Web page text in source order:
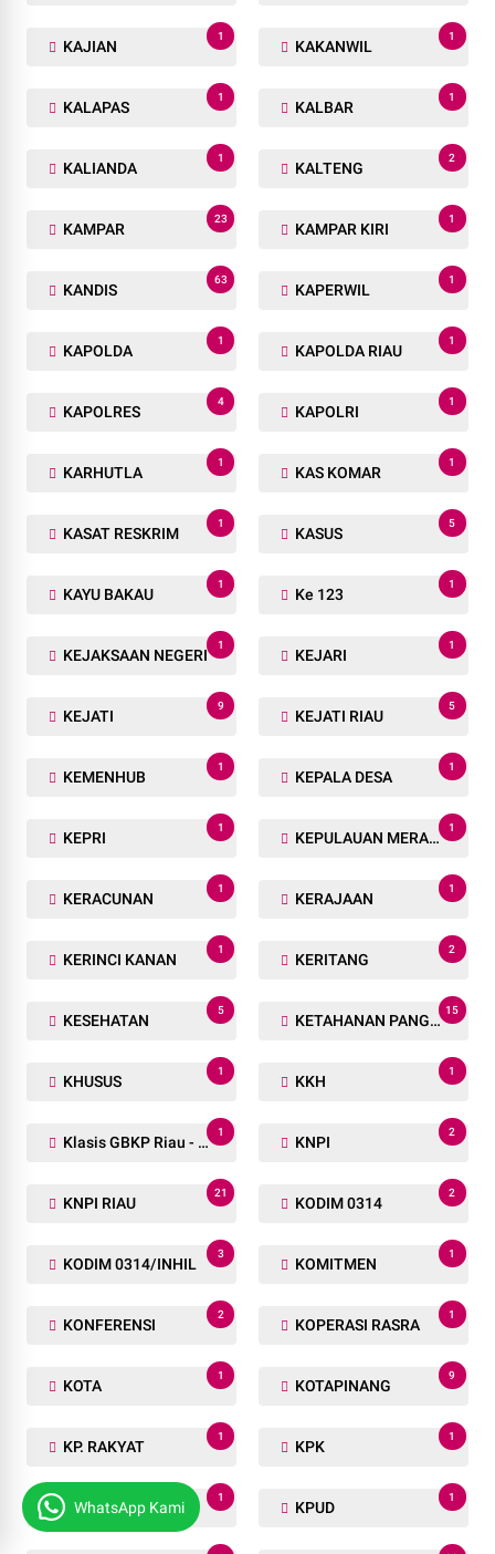
KAJIAN
1
KAKANWIL
1
KALAPAS
1
KALBAR
1
KALIANDA
1
KALTENG
2
KAMPAR
23
KAMPAR KIRI
1
KANDIS
63
KAPERWIL
1
KAPOLDA
1
KAPOLDA RIAU
1
KAPOLRES
4
KAPOLRI
1
KARHUTLA
1
KAS KOMAR
1
KASAT RESKRIM
1
KASUS
5
KAYU BAKAU
1
Ke 123
1
KEJAKSAAN NEGERI
1
KEJARI
1
KEJATI
9
KEJATI RIAU
5
KEMENHUB
1
KEPALA DESA
1
KEPRI
1
KEPULAUAN MERANTI
1
KERACUNAN
1
KERAJAAN
1
KERINCI KANAN
1
KERITANG
2
KESEHATAN
5
KETAHANAN PANGAN
15
KHUSUS
1
KKH
1
Klasis GBKP Riau - Sumbar.
1
KNPI
2
KNPI RIAU
21
KODIM 0314
2
KODIM 0314/INHIL
3
KOMITMEN
1
KONFERENSI
2
KOPERASI RASRA
1
KOTA
1
KOTAPINANG
9
KP. RAKYAT
1
KPK
1
KPR
1
KPUD
1
WhatsApp Kami